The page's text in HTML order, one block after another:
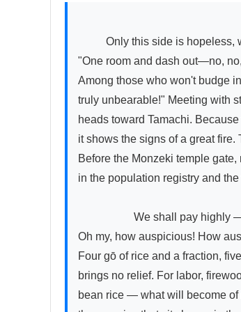
"One room and dash out—no,
Among those who won't budge
truly unbearable!" Meeting with
heads toward Tamachi.
it shows the signs of a great
Before the Monzeki temple
in the population registry and
We shall pay highly —
Oh my, how auspicious! How
Four gō of rice and a fraction,
brings no relief. For labor,
bean rice — what will become